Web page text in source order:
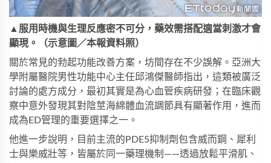
▲服用時機與生理反應密不可分，藥效需搭配適當刺激才會
顯現。（示意圖／本報資料照）
關於常見的勃起功能改善方案，坊間存在不少誤解。亞洲大
學附屬醫院男性功能中心主任邱鴻傑醫師指出，這類被廣泛
討論的處方成分，最初其實是為心血管疾病研發；在臨床觀
察中意外發現其對陰莖海綿體血流調節具有顯著作用，進而
成為ED管理的重要選擇之一。
他進一步說明，目前主流的PDE5抑制劑包含威而鋼、犀利
士與樂威壯等，皆屬於同一藥理機制——透過放鬆平滑肌、